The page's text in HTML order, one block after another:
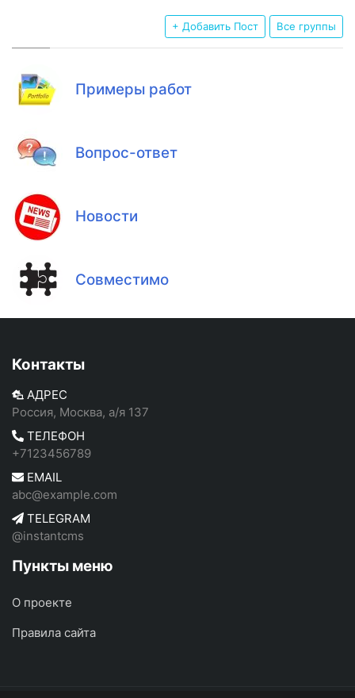
+ Добавить Пост Все группы
Примеры работ
Вопрос-ответ
Новости
Совместимо
Контакты
АДРЕС
Россия, Москва, а/я 137
ТЕЛЕФОН
+7123456789
EMAIL
abc@example.com
TELEGRAM
@instantcms
Пункты меню
О проекте
Правила сайта